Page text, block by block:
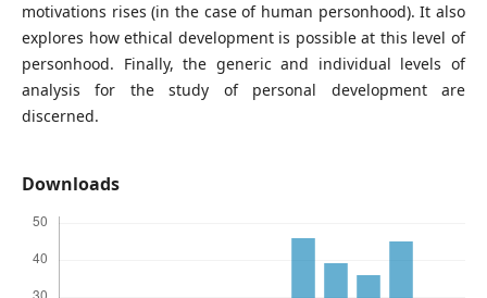
motivations rises (in the case of human personhood). It also
explores how ethical development is possible at this level of
personhood. Finally, the generic and individual levels of
analysis for the study of personal development are
discerned.
Downloads